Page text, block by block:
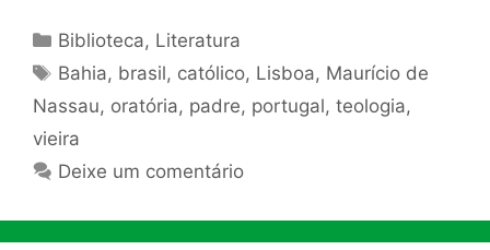
Categorias
Biblioteca, Literatura
Tags
Bahia, brasil, católico, Lisboa, Maurício de
Nassau, oratória, padre, portugal, teologia,
vieira
Deixe um comentário